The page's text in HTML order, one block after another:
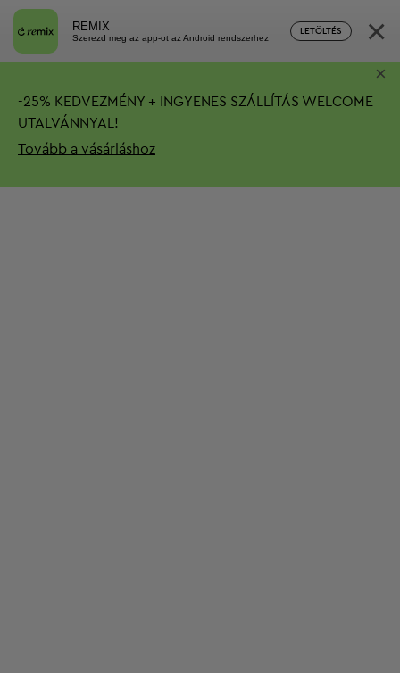
REMIX
Szerezd meg az app-ot az Android rendszerhez
LETÖLTÉS ×
-25% KEDVEZMÉNY + INGYENES SZÁLLÍTÁS WELCOME
UTALVÁNNYAL!
Tovább a vásárláshoz
×